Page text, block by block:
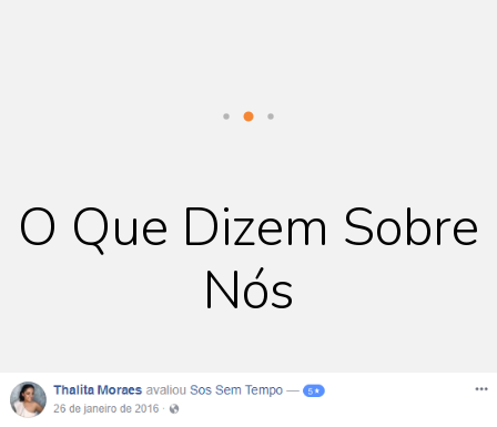
O Que Dizem Sobre
Nós